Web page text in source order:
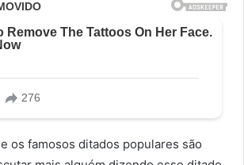
os famosos ditados populares são